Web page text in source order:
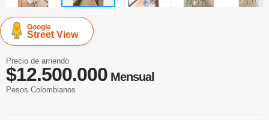
Google
Street View
Precio de arriendo
$12.500.000 Mensual
Pesos Colombianos